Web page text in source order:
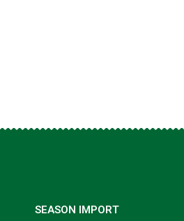
SEASON IMPORT